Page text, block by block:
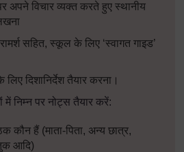
अपने विचार व्यक्त करते हुए स्थानीय
सहित,स्कूल के लिए ‘स्वागत गाइड’
दिशानिर्देश तैयार करना।
में निम्न पर नोट्स तैयार करें:
कौन हैं (माता-पिता, अन्य छात्र,
आदि)